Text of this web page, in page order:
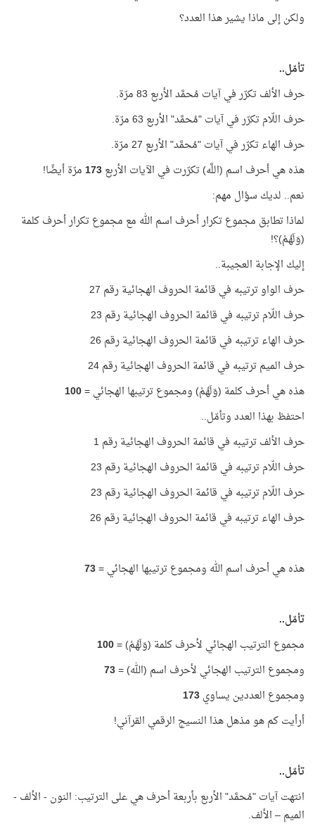
ولكن إلى ماذا يشير هذا العدد؟
تأمّل..
حرف الألف تكرّر في آيات مُحمَّد الأربع 83 مرّة.
حرف اللّام تكرّر في آيات "مُحمَّد" الأربع 63 مرّة.
حرف الهاء تكرّر في آيات "مُحمَّد" الأربع 27 مرّة.
هذه هي أحرف اسم (اللَّه) تكرّرت في الآيات الأربع173مرّة أيضًا!
نعم.. لديك سؤال مهم:
لماذا تطابق مجموع تكرار أحرف اسم الله مع مجموع تكرار أحرف كلمة
(وَلَهُمْ)؟!
إليك الإجابة العجيبة..
حرف الواو ترتيبه في قائمة الحروف الهجائية رقم 27
حرف اللّام ترتيبه في قائمة الحروف الهجائية رقم 23
حرف الهاء ترتيبه في قائمة الحروف الهجائية رقم 26
حرف الميم ترتيبه في قائمة الحروف الهجائية رقم 24
هذه هي أحرف كلمة (وَلَهُمْ) ومجموع ترتيبها الهجائي =100
احتفظ بهذا العدد وتأمّل..
حرف الألف ترتيبه في قائمة الحروف الهجائية رقم 1
حرف اللّام ترتيبه في قائمة الحروف الهجائية رقم 23
حرف اللّام ترتيبه في قائمة الحروف الهجائية رقم 23
حرف الهاء ترتيبه في قائمة الحروف الهجائية رقم 26
هذه هي أحرف اسم الله ومجموع ترتيبها الهجائي =73
تأمّل..
مجموع الترتيب الهجائي لأحرف كلمة (وَلَهُمْ) =100
ومجموع الترتيب الهجائي لأحرف اسم (الله) =73
ومجموع العددين يساوي173
أرأيت كم هو مذهل هذا النسيج الرقمي القرآني!
تأمّل..
انتهت آيات "مُحمَّد" الأربع بأربعة أحرف هي على الترتيب: النون - الألف -
الميم – الألف.